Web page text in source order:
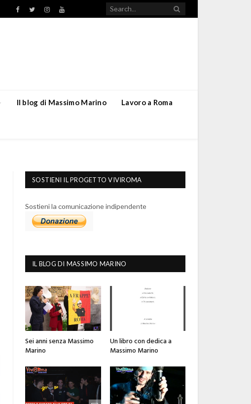
Facebook
TwitterInstagramYouTube
Il blog di Massimo Marino Lavoro a Roma
SOSTIENI IL PROGETTO VIVIROMA
Sostieni la comunicazione indipendente
IL BLOG DI MASSIMO MARINO
Sei anni senza Massimo
Marino
Un libro con dedica a
Massimo Marino